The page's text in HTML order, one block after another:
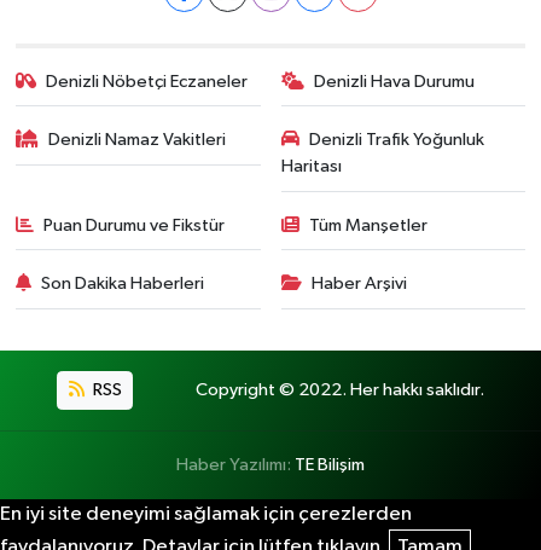
Denizli Nöbetçi Eczaneler Denizli Hava Durumu
Denizli Namaz Vakitleri
Denizli Trafik Yoğunluk
Haritası
Puan Durumu ve Fikstür Tüm Manşetler
Son Dakika Haberleri Haber Arşivi
RSS Copyright © 2022. Her hakkı saklıdır.
Haber Yazılımı: TE Bilişim
En iyi site deneyimi sağlamak için çerezlerden